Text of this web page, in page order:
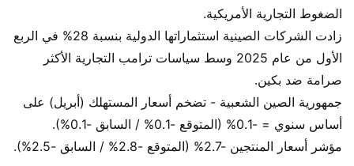
الضغوط التجارية الأمريكية.
زادت الشركات الصينية استثماراتها الدولية بنسبة 28% في الربع
الأول من عام 2025 وسط سياسات ترامب التجارية الأكثر
صرامة ضد بكين.
جمهورية الصين الشعبية - تضخم أسعار المستهلك (أبريل) على
أساس سنوي = -0.1% (المتوقع -0.1% / السابق -0.1%).
مؤشر أسعار المنتجين -2.7% (المتوقع -2.8% / السابق -2.5%).